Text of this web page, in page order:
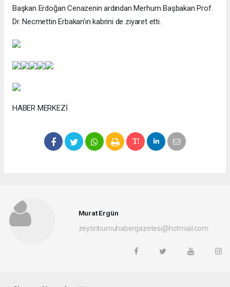
Başkan Erdoğan Cenazenin ardından Merhum Başbakan Prof.
Dr. Necmettin Erbakan'ın kabrini de ziyaret etti.
HABER MERKEZİ
Murat Ergün
zeytinburnuhabergazetesi@hotmail.com